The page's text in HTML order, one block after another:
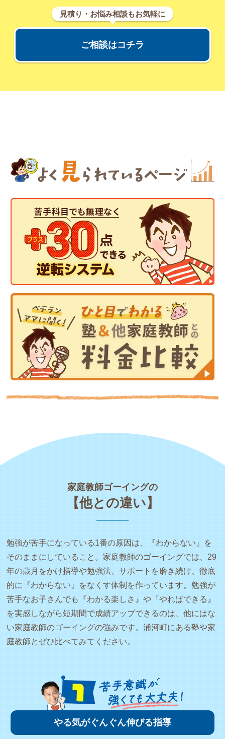
見積り・お悩み相談もお気軽に
ご相談はコチラ
家庭教師ゴーイングの
【他との違い】
勉強が苦手になっている1番の原因は、『わからない』を
そのままにしていること。家庭教師のゴーイングでは、29
年の歳月をかけ指導や勉強法、サポートを磨き続け、徹底
的に『わからない』をなくす体制を作っています。勉強が
苦手なお子さんでも『わかる楽しさ』や『やればできる』
を実感しながら短期間で成績アップできるのは、他にはな
い家庭教師のゴーイングの強みです。浦河町にある塾や家
庭教師とぜひ比べてみてください。
やる気がぐんぐん伸びる指導